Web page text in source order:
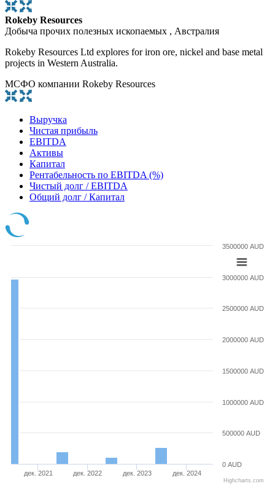
Rokeby Resources
Добыча прочих полезных ископаемых , Австралия
Rokeby Resources Ltd explores for iron ore, nickel and base metal
projects in Western Australia.
МСФО компании Rokeby Resources
Выручка
Чистая прибыль
EBITDA
Активы
Капитал
Рентабельность по EBITDA (%)
Чистый долг / EBITDA
Общий долг / Капитал
дек. 2021 дек. 2022 дек. 2023 дек. 2024
0 AUD
500000 AUD
1000000 AUD
1500000 AUD
2000000 AUD
2500000 AUD
3000000 AUD
3500000 AUD
Highcharts.com